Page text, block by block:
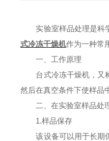
实验室样品处理是科学
式冷冻干燥机作为一种常
一、工作原理
台式冷冻干燥机，又称
然后在真空条件下使样品
二、在实验室样品处
1.样品保存
该设备可以用于长期保